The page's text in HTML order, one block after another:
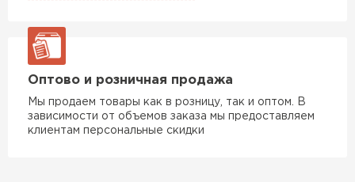
Оптово и розничная продажа
Мы продаем товары как в розницу, так и оптом. В
зависимости от объемов заказа мы предоставляем
клиентам персональные скидки